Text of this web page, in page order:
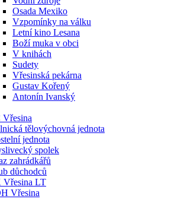
Osada Mexiko
Vzpomínky na válku
Letní kino Lesana
Boží muka v obci
V knihách
Sudety
Vřesinská pekárna
Gustav Kořený
Antonín Ivanský
Vřesina
tělovýchovná jednota
jednota
spolek
zahrádkářů
důchodců
Vřesina LT
Vřesina